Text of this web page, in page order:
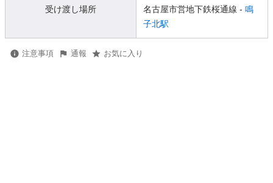
受け渡し場所
名古屋市営地下鉄桜通線 - 鳴
子北駅
注意事項 通報 お気に入り